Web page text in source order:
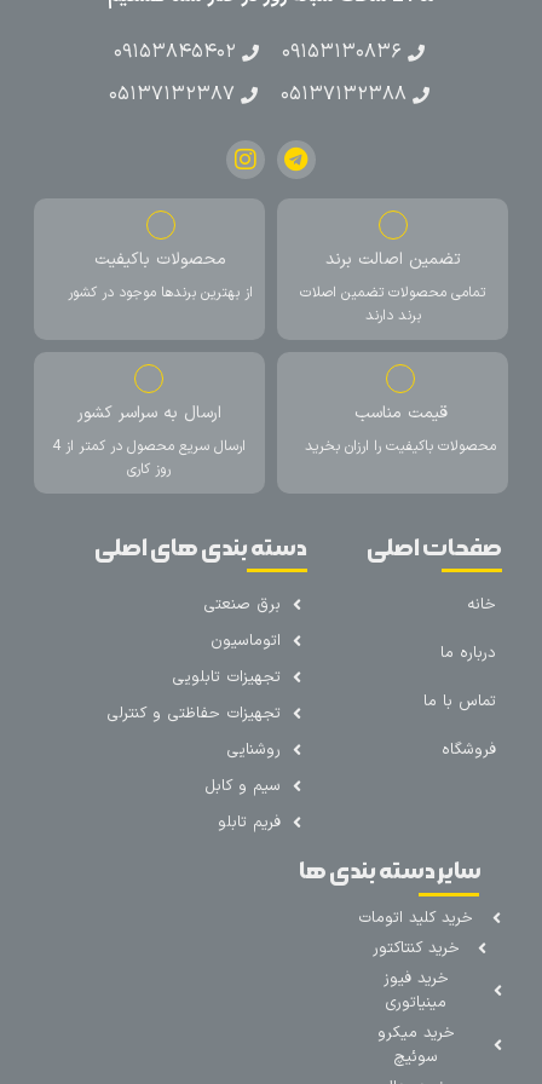
۰۹۱۵۳۱۳۰۸۳۶
۰۹۱۵۳۸۴۵۴۰۲
۰۵۱۳۷۱۳۲۳۸۸
۰۵۱۳۷۱۳۲۳۸۷
تضمین اصالت برند
تمامی محصولات تضمین اصلات
برند دارند
محصولات باکیفیت
از بهترین برندها موجود در کشور
قیمت مناسب
محصولات باکیفیت را ارزان بخرید
ارسال به سراسر کشور
ارسال سریع محصول در کمتر از 4
روز کاری
صفحات اصلی
خانه
درباره ما
تماس با ما
فروشگاه
دسته بندی های اصلی
برق صنعتی
اتوماسیون
تجهیزات تابلویی
تجهیزات حفاظتی و کنترلی
روشنایی
سیم و کابل
فریم تابلو
سایر دسته بندی ها
خرید کلید اتومات
خرید کنتاکتور
خرید فیوز
مینیاتوری
خرید میکرو
سوئیچ